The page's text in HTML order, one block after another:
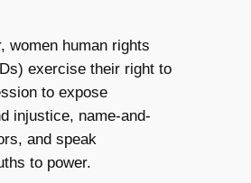
women human rights
exercise their right to
to expose
injustice, name-and-
and speak
to power.